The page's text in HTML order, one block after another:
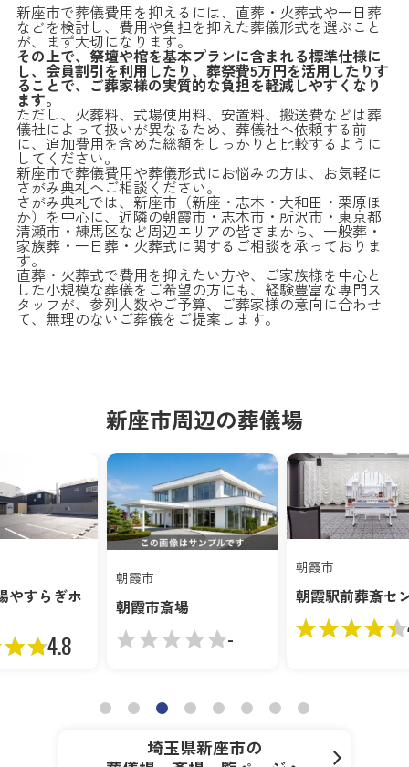
新座市で葬儀費用を抑えるには、直葬・火葬式や一日葬
などを検討し、費用や負担を抑えた葬儀形式を選ぶこと
が、まず大切になります。
その上で、祭壇や棺を基本プランに含まれる標準仕様に
し、会員割引を利用したり、葬祭費5万円を活用したりす
ることで、ご葬家様の実質的な負担を軽減しやすくなり
ます。
ただし、火葬料、式場使用料、安置料、搬送費などは葬
儀社によって扱いが異なるため、葬儀社へ依頼する前
に、追加費用を含めた総額をしっかりと比較するように
してください。
新座市で葬儀費用や葬儀形式にお悩みの方は、お気軽に
さがみ典礼へご相談ください。
さがみ典礼では、新座市（新座・志木・大和田・栗原ほ
か）を中心に、近隣の朝霞市・志木市・所沢市・東京都
清瀬市・練馬区など周辺エリアの皆さまから、一般葬・
家族葬・一日葬・火葬式に関するご相談を承っておりま
す。
直葬・火葬式で費用を抑えたい方や、ご家族様を中心と
した小規模な葬儀をご希望の方にも、経験豊富な専門ス
タッフが、参列人数やご予算、ご葬家様の意向に合わせ
て、無理のないご葬儀をご提案します。
新座市周辺の葬儀場
やすらぎホ
4.8
朝霞市
朝霞市斎場
-
朝霞市
朝霞駅前葬斎セ
埼玉県新座市の